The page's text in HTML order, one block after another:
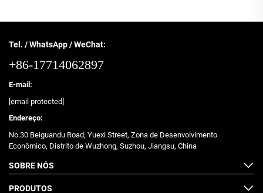
Tel. / WhatsApp / WeChat:
+86-17714062897
E-mail:
[email protected]
Endereço:
No.30 Beiguandu Road, Yuexi Street, Zona de Desenvolvimento
Econômico, Distrito de Wuzhong, Suzhou, Jiangsu, China
SOBRE NÓS
PRODUTOS